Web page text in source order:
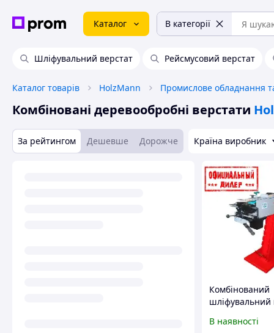
Каталог В категорії
Шліфувальний верстат Рейсмусовий верстат
Каталог товарів HolzMann
Комбіновані деревообробні верстати
За рейтингом Дешевше Дорожче Країна виробник
Комбінований
шліфувальний
HolzMann YLP
В наявності